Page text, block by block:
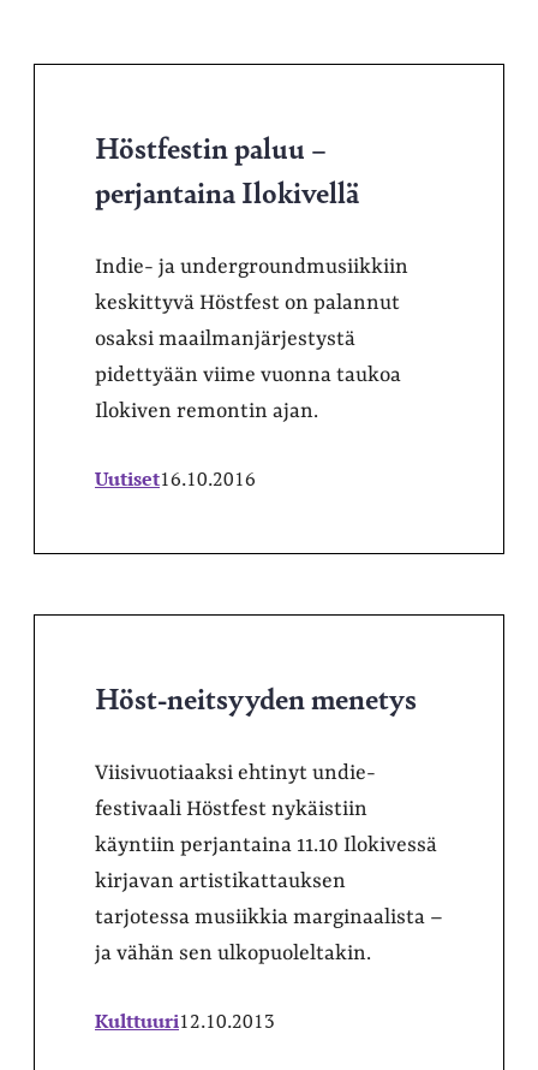
Höstfestin paluu –
perjantaina Ilokivellä
Indie- ja undergroundmusiikkiin
keskittyvä Höstfest on palannut
osaksi maailmanjärjestystä
pidettyään viime vuonna taukoa
Ilokiven remontin ajan.
Uutiset16.10.2016
Höst-neitsyyden menetys
Viisivuotiaaksi ehtinyt undie-
festivaali Höstfest nykäistiin
käyntiin perjantaina 11.10 Ilokivessä
kirjavan artistikattauksen
tarjotessa musiikkia marginaalista –
ja vähän sen ulkopuoleltakin.
Kulttuuri12.10.2013